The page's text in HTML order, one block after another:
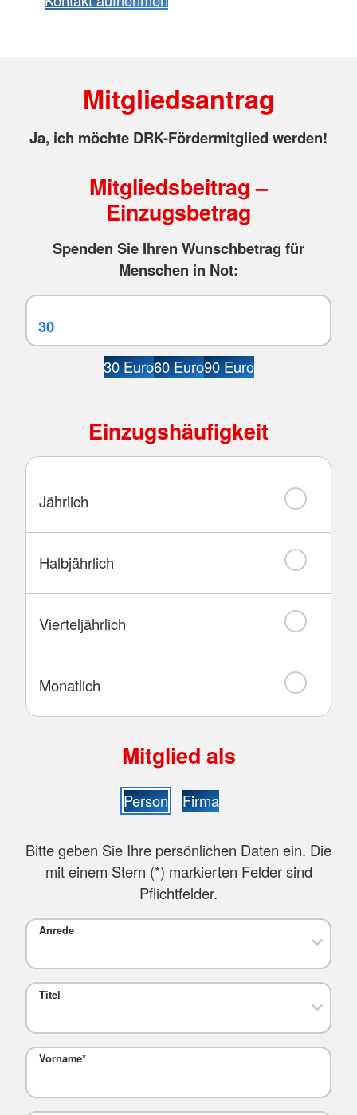
Mitgliedsantrag
Ja, ich möchte DRK-Fördermitglied werden!
Mitgliedsbeitrag –
Einzugsbetrag
Spenden Sie Ihren Wunschbetrag für
Menschen in Not:
30 Euro60 Euro90 Euro
Einzugshäufigkeit
Jährlich
Halbjährlich
Vierteljährlich
Monatlich
Mitglied als
Person Firma
Bitte geben Sie Ihre persönlichen Daten ein. Die
mit einem Stern (*) markierten Felder sind
Pflichtfelder.
Anrede
Titel
Vorname*